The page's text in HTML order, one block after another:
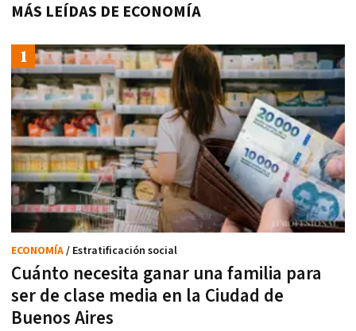
MÁS LEÍDAS DE ECONOMÍA
Cuánto necesita ganar una familia para
ser de clase media en la Ciudad de
Buenos Aires
ECONOMÍA/ Estratificación social